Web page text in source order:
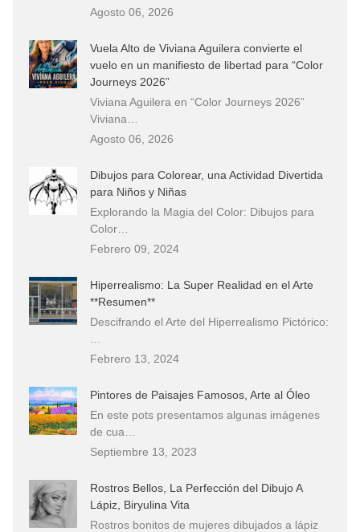
Agosto 06, 2026
Vuela Alto de Viviana Aguilera convierte el
vuelo en un manifiesto de libertad para “Color
Journeys 2026”
Viviana Aguilera en “Color Journeys 2026”
Viviana…
Agosto 06, 2026
Dibujos para Colorear, una Actividad Divertida
para Niños y Niñas
Explorando la Magia del Color: Dibujos para
Color…
Febrero 09, 2024
Hiperrealismo: La Super Realidad en el Arte
**Resumen**
Descifrando el Arte del Hiperrealismo Pictórico:
Febrero 13, 2024
Pintores de Paisajes Famosos, Arte al Óleo
En este pots presentamos algunas imágenes
de cua…
Septiembre 13, 2023
Rostros Bellos, La Perfección del Dibujo A
Lápiz, Biryulina Vita
Rostros bonitos de mujeres dibujados a lápiz